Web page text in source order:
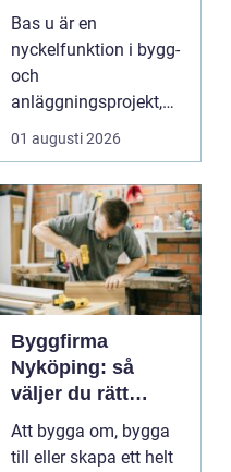
byggprojekt
Bas u är en
nyckelfunktion i bygg-
och
anläggningsprojekt,
med ansvar för att
arbetsm...
01 augusti 2026
Byggfirma
Nyköping: så
väljer du rätt
partner för ditt
projekt
Att bygga om, bygga
till eller skapa ett helt